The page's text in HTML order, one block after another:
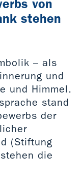
von
stehen
– als
und
und Himmel.
stand
der
(Stiftung
die